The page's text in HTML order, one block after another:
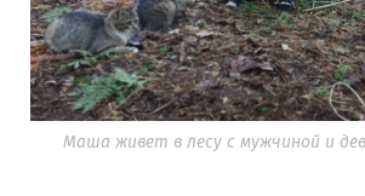
Маша живет в лесу с мужчиной и